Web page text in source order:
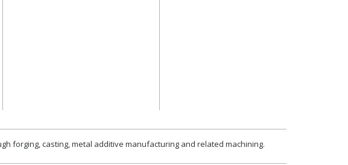
forging, casting, metal additive manufacturing and related machining.